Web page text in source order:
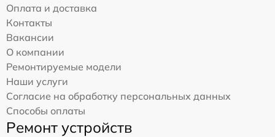
Оплата и доставка
Контакты
Вакансии
О компании
Ремонтируемые модели
Наши услуги
Согласие на обработку персональных данных
Способы оплаты
Ремонт устройств